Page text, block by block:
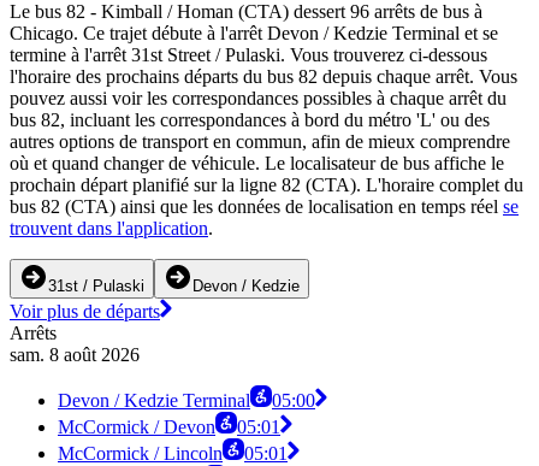
Le bus 82 - Kimball / Homan (CTA) dessert 96 arrêts de bus à
Chicago. Ce trajet débute à l'arrêt Devon / Kedzie Terminal et se
termine à l'arrêt 31st Street / Pulaski. Vous trouverez ci-dessous
l'horaire des prochains départs du bus 82 depuis chaque arrêt. Vous
pouvez aussi voir les correspondances possibles à chaque arrêt du
bus 82, incluant les correspondances à bord du métro 'L' ou des
autres options de transport en commun, afin de mieux comprendre
où et quand changer de véhicule. Le localisateur de bus affiche le
prochain départ planifié sur la ligne 82 (CTA). L'horaire complet du
bus 82 (CTA) ainsi que les données de localisation en temps réel se
trouvent dans l'application.
31st / Pulaski Devon / Kedzie
Voir plus de départs
Arrêts
sam. 8 août 2026
Devon / Kedzie Terminal
05:00
McCormick / Devon
05:01
McCormick / Lincoln
05:01